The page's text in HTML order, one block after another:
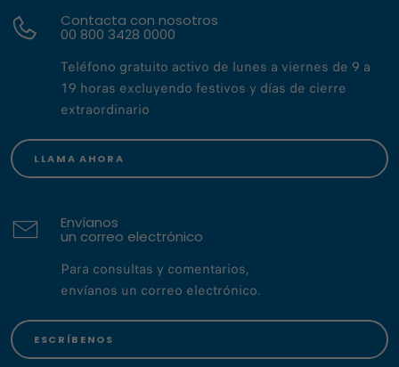
Contacta con nosotros
00 800 3428 0000
Teléfono gratuito activo de lunes a viernes de 9 a
19 horas excluyendo festivos y días de cierre
extraordinario
LLAMA AHORA
Envíanos
un correo electrónico
Para consultas y comentarios,
envíanos un correo electrónico.
ESCRÍBENOS